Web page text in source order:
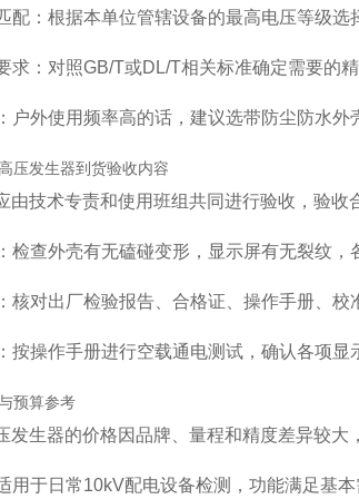
配：根据本单位管辖设备的最高电压等级
求：对照GB/T或DL/T相关标准确定需要的
户外使用频率高的话，建议选带防尘防水外
压发生器到货验收内容
由技术专责和使用班组共同进行验收，验收
检查外壳有无磕碰变形，显示屏有无裂纹，
核对出厂检验报告、合格证、操作手册、校
按操作手册进行空载通电测试，确认各项显
预算参考
发生器的价格因品牌、量程和精度差异较大
用于日常10kV配电设备检测，功能满足基本